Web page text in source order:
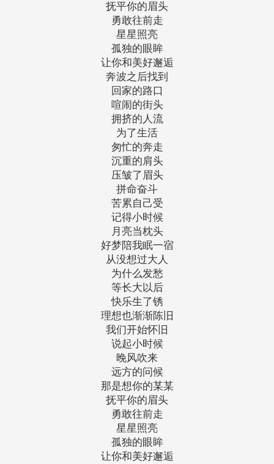
抚平你的眉头
勇敢往前走
星星照亮
孤独的眼眸
让你和美好邂逅
奔波之后找到
回家的路口
喧闹的街头
拥挤的人流
为了生活
匆忙的奔走
沉重的肩头
压皱了眉头
拼命奋斗
苦累自己受
记得小时候
月亮当枕头
好梦陪我眠一宿
从没想过大人
为什么发愁
等长大以后
快乐生了锈
理想也渐渐陈旧
我们开始怀旧
说起小时候
晚风吹来
远方的问候
那是想你的某某
抚平你的眉头
勇敢往前走
星星照亮
孤独的眼眸
让你和美好邂逅